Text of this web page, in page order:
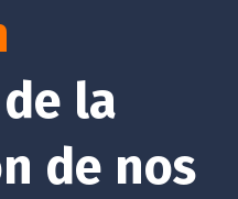
la
de nos